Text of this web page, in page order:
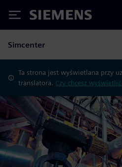
Siemens
Simcenter
Ta strona jest wyświetlana przy
translatora. Czy chcesz